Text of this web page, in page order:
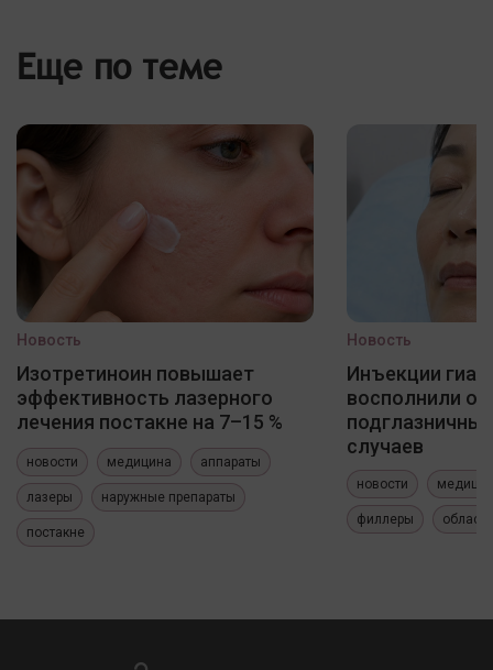
Еще по теме
Новость
Изотретиноин повышает
эффективность лазерного
лечения постакне на 7–15 %
новости медицина аппараты
лазеры наружные препараты
постакне
Новость
Инъекции
восполнили
случаев
новости
филлеры